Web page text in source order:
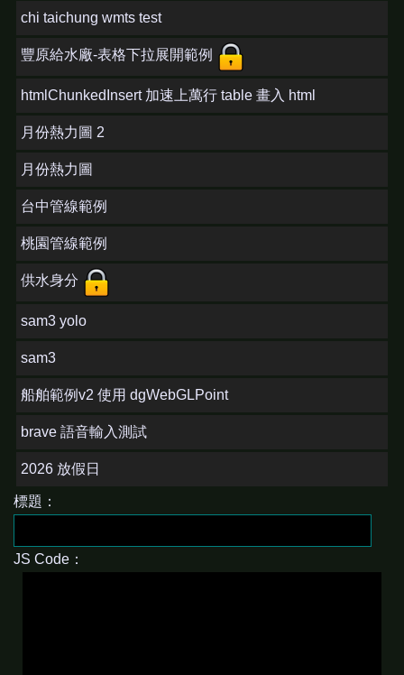
chi taichung wmts test
豐原給水廠-表格下拉展開範例
htmlChunkedInsert 加速上萬行 table 畫入 html
月份熱力圖 2
月份熱力圖
台中管線範例
桃園管線範例
供水身分
sam3 yolo
sam3
船舶範例v2 使用 dgWebGLPoint
brave 語音輸入測試
2026 放假日
標題：
JS Code：